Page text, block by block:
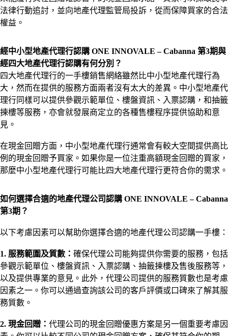
法律行動追討，並向地產代理監管局投訴，從而保障買家的合法
權益。
經中小型地產代理行認購 ONE INNOVALE – Cabanna 第3期與
經四大地產代理行認購有何分別？
四大地產代理行的一手樓銷售網絡雖然比中小型地產代理行為
大，然而在提供的服務方面兩者沒有太大的差異。中小型地產代
理行同樣可以提供參觀示範單位、樓盤資訊、入票認購，和抽籤
揀樓等服務，亦會就發展商定立的各種售樓程序提供協助和意
見。
在現金回贈方面，中小型地產代理行通常會有較大空間提供高比
例的現金回贈予買家。如果你是一位注重高額現金回贈的買家，
那麼中小型地產代理行可能比四大地產代理行更符合你的需求。
如何選擇合適的地產代理公司認購 ONE INNOVALE – Cabanna
第3期？
以下考慮因素可以幫助你選擇合適的地產代理公司認購一手樓：
1. 服務範圍及質數： 確保代理公司能夠提供你需要的服務，包括
參觀示範單位、樓盤資訊、入票認購、抽籤揀樓及售後服務等，
以及提供專業的意見。此外，代理公司提供的服務質數也是考慮
因素之一。你可以通過查詢該公司的客戶評價或口碑來了解其服
務質數。
2. 現金回贈： 代理公司的現金回贈優惠方案是另一個重要考慮因